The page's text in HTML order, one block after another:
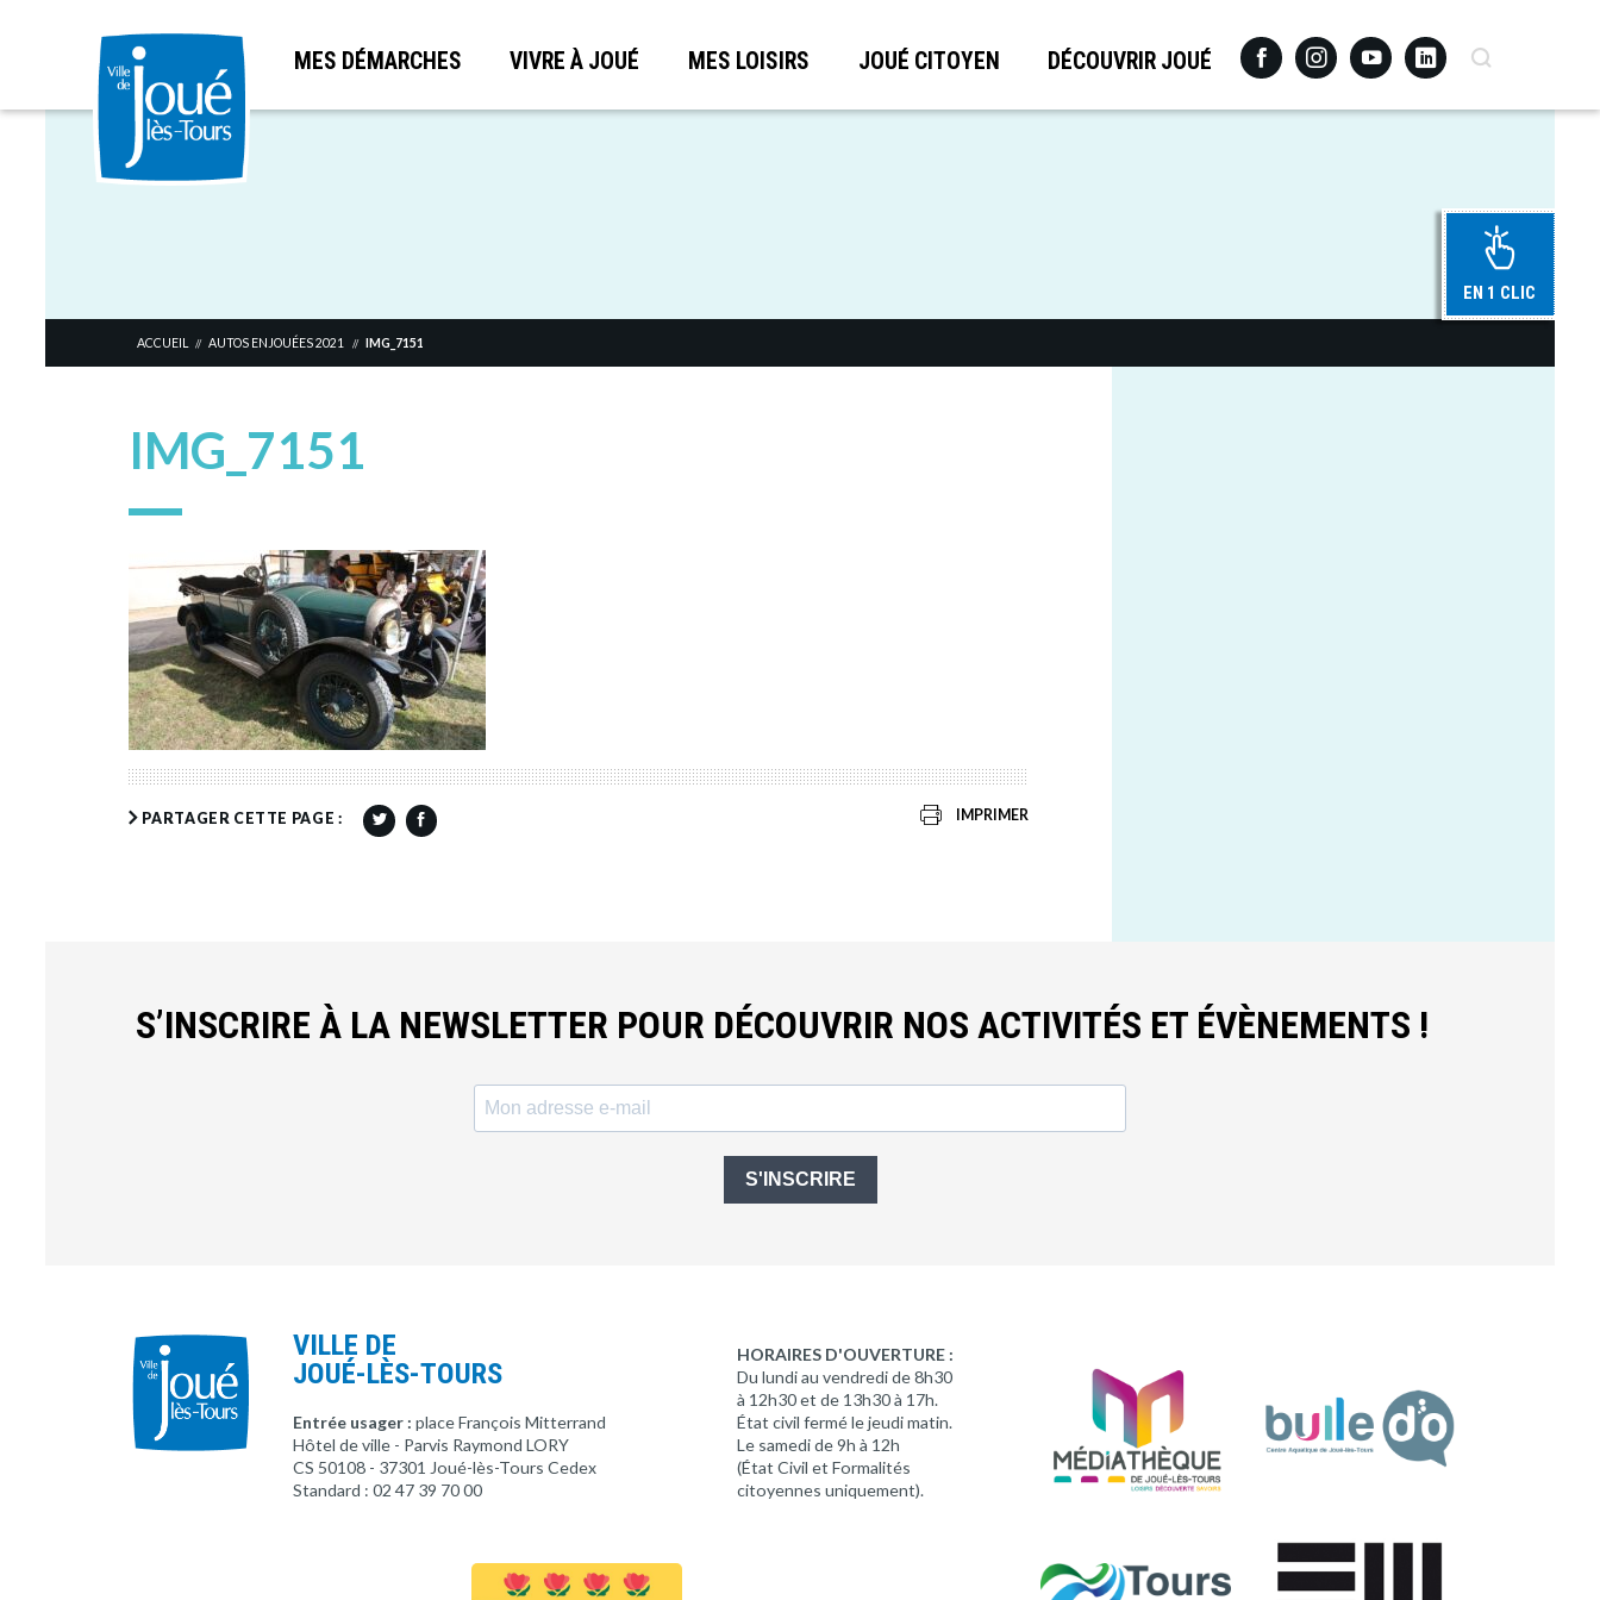
Aller
MES DÉMARCHES VIVRE À JOUÉ MES LOISIRS JOUÉ CITOYEN DÉCOUVRIR JOUÉ FacebookInstagramYoutubeLinkedinRecherche
EN 1 CLIC
ACCUEIL // AUTOS ENJOUÉES 2021 // IMG_7151
IMG_7151
PARTAGER CETTE PAGE : IMPRIMER
S’INSCRIRE À LA NEWSLETTER POUR DÉCOUVRIR NOS ACTIVITÉS ET ÉVÈNEMENTS !
S'INSCRIRE
VILLE DE
JOUÉ-LÈS-TOURS
Entrée usager : place François Mitterrand
Hôtel de ville - Parvis Raymond LORY
CS 50108 - 37301 Joué-lès-Tours Cedex
Standard : 02 47 39 70 00
HORAIRES D'OUVERTURE :
Du lundi au vendredi de 8h30
à 12h30 et de 13h30 à 17h.
État civil fermé le jeudi matin.
Le samedi de 9h à 12h
(État Civil et Formalités
citoyennes uniquement).